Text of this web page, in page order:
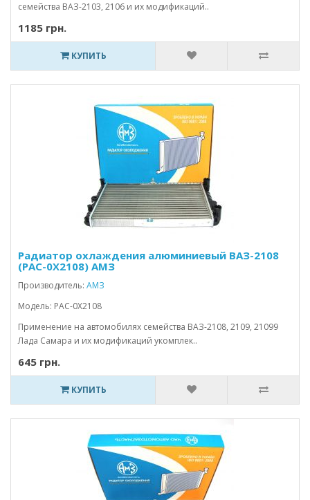
семейства ВАЗ-2103, 2106 и их модификаций..
1185 грн.
КУПИТЬ
Радиатор охлаждения алюминиевый ВАЗ-2108
(РАС-0Х2108) АМЗ
Производитель: АМЗ
Модель: PAC-0Х2108
Применение на автомобилях семейства ВАЗ-2108, 2109, 21099
Лада Самара и их модификаций укомплек..
645 грн.
КУПИТЬ